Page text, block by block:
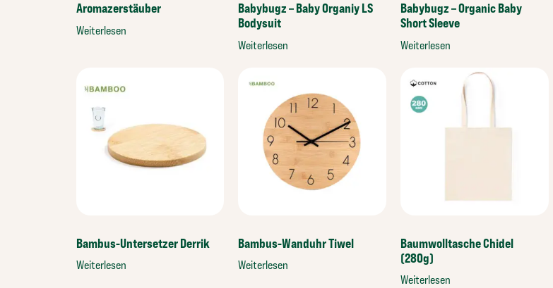
Aromazerstäuber
Weiterlesen
Babybugz – Baby Organiy LS
Bodysuit
Weiterlesen
Babybugz – Organic Baby
Short Sleeve
Weiterlesen
Bambus-Untersetzer Derrik
Weiterlesen
Bambus-Wanduhr Tiwel
Weiterlesen
Baumwolltasche Chidel
(280g)
Weiterlesen